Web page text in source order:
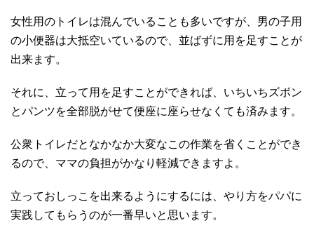
女性用のトイレは混んでいることも多いですが、男の子用
の小便器は大抵空いているので、並ばずに用を足すことが
出来ます。
それに、立って用を足すことができれば、いちいちズボン
とパンツを全部脱がせて便座に座らせなくても済みます。
公衆トイレだとなかなか大変なこの作業を省くことができ
るので、ママの負担がかなり軽減できますよ。
立っておしっこを出来るようにするには、やり方をパパに
実践してもらうのが一番早いと思います。